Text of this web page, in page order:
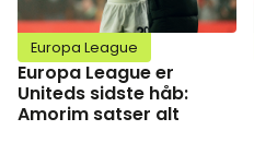
Europa League
Europa League er
Uniteds sidste håb:
Amorim satser alt